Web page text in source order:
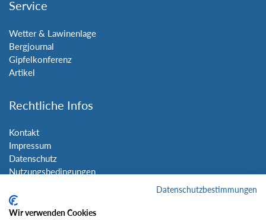
Service
Wetter & Lawinenlage
Bergjournal
Gipfelkonferenz
Artikel
Rechtliche Infos
Kontakt
Impressum
Datenschutz
Nutzungsbedingungen
Datenschutzbestimmungen
Wir verwenden Cookies